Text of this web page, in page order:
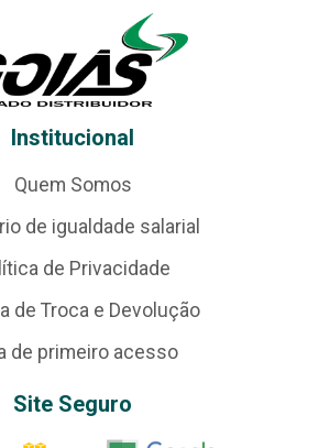
Institucional
Quem Somos
de igualdade salarial
de Privacidade
de Troca e Devolução
de primeiro acesso
Site Seguro